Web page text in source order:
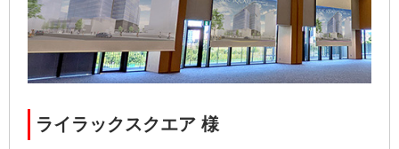
ライラックスクエア 様